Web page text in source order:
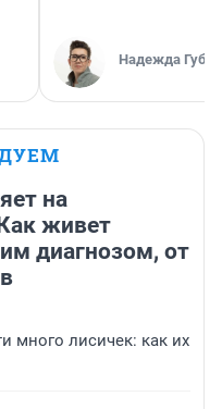
Надежда
на
живет
диагнозом, от
много лисичек: как их